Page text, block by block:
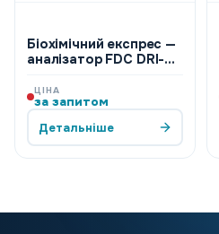
Біохімічний експрес —
аналізатор FDC DRI-
FUJIFILM
ЦІНА
за запитом
Детальніше